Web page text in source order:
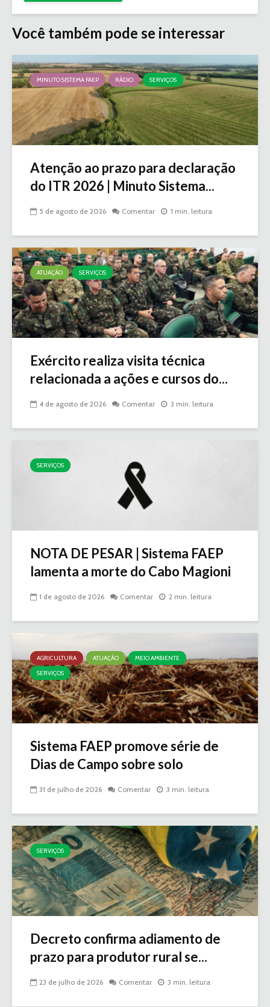
Você também pode se interessar
MINUTO SISTEMA FAEP RÁDIO SERVIÇOS
Atenção ao prazo para declaração
do ITR 2026 | Minuto Sistema...
5 de agosto de 2026 Comentar 1 min. leitura
ATUAÇÃO SERVIÇOS
Exército realiza visita técnica
relacionada a ações e cursos do...
4 de agosto de 2026 Comentar 3 min. leitura
SERVIÇOS
NOTA DE PESAR | Sistema FAEP
lamenta a morte do Cabo Magioni
1 de agosto de 2026 Comentar 2 min. leitura
AGRICULTURA ATUAÇÃO
MEIO AMBIENTE
SERVIÇOS
Sistema FAEP promove série de
Dias de Campo sobre solo
31 de julho de 2026 Comentar 3 min. leitura
SERVIÇOS
Decreto confirma adiamento de
prazo para produtor rural se...
23 de julho de 2026 Comentar 3 min. leitura